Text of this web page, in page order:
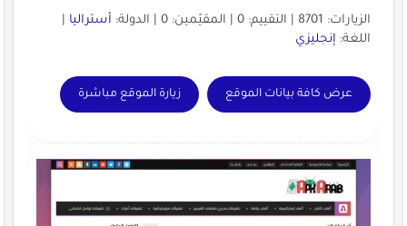
الزيارات: 8701 | التقييم: 0 | المقيّمين: 0 | الدولة:
أستراليا|
اللغة: إنجليزي
عرض كافة بيانات الموقع زيارة الموقع مباشرة